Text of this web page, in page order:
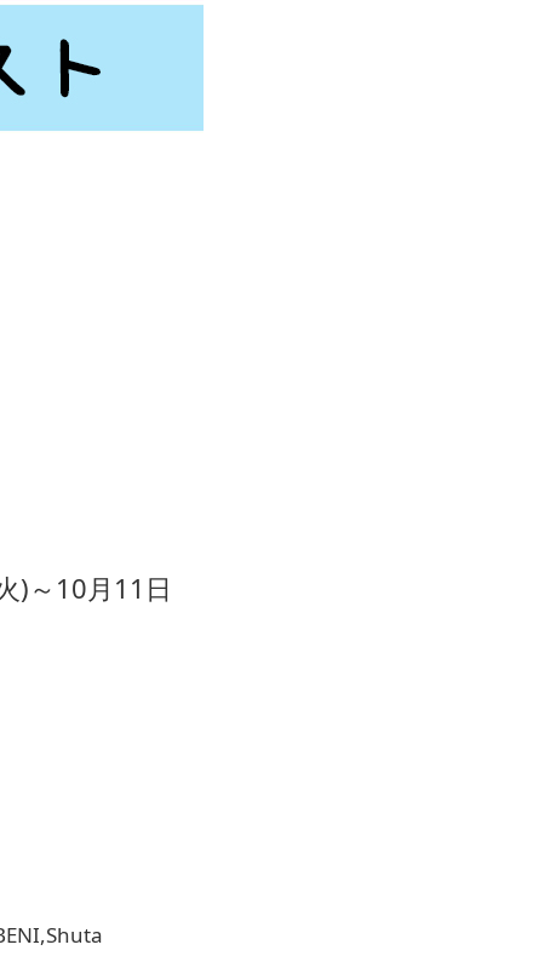
)～10月11日